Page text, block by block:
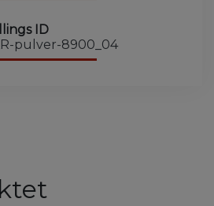
ID
pulver-8900_04